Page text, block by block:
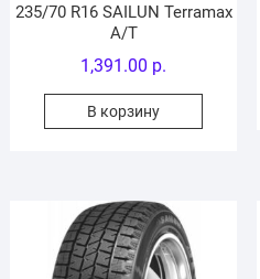
235/70 R16 SAILUN Terramax
A/T
1,391.00 р.
В корзину